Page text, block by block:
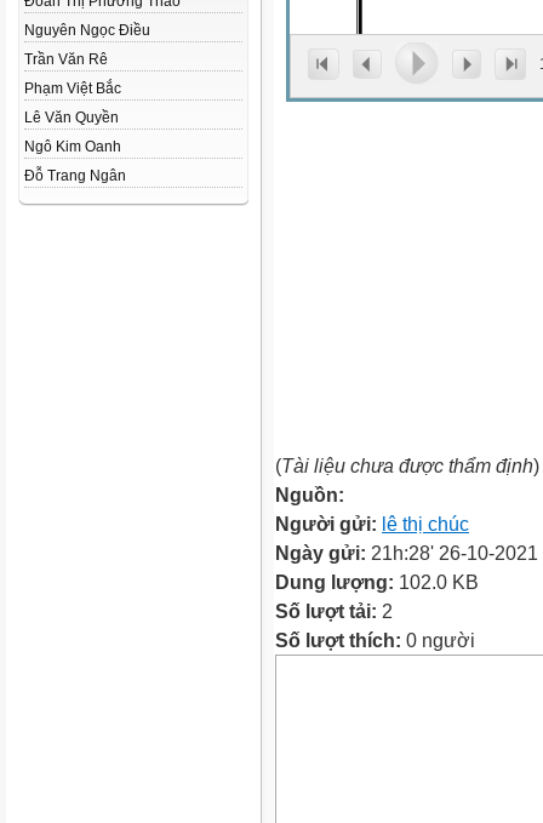
Nguyên Ngọc Điều
Trần Văn Rê
Phạm Việt Bắc
Lê Văn Quyền
Ngô Kim Oanh
Đỗ Trang Ngân
(Tài liệu chưa được thẩm định)
Nguồn:
Người gửi: lê thị chúc
Ngày gửi: 21h:28' 26-10-2021
Dung lượng: 102.0 KB
Số lượt tải: 2
Số lượt thích: 0 người